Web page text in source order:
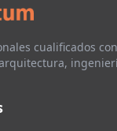
cualificados